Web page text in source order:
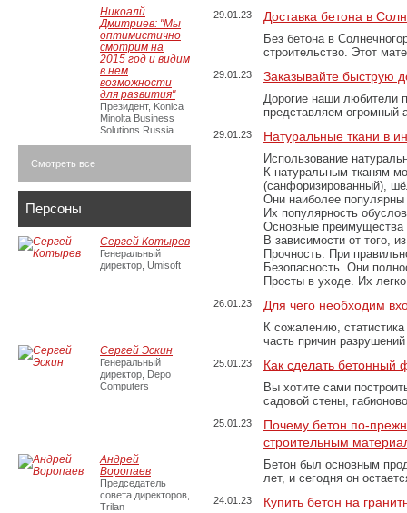
29.01.23 Доставка бетона в
Без бетона в
строительство. Этот
29.01.23 Заказывайте быструю
Дорогие наши любители
представляем огромный
29.01.23 Натуральные ткани в
Использование
К натуральным тканям
(санфоризированный),
Они наиболее популярны
Их популярность
Основные преимущества
В зависимости от того,
Прочность. При
Безопасность. Они
Просты в уходе. Их
26.01.23 Для чего необходим
К сожалению,
часть причин
25.01.23 Как сделать бетонный
Вы хотите сами
садовой стены,
25.01.23
Почему бетон по-
строительным
Бетон был основным
лет, и сегодня он
24.01.23 Купить бетон на
Никоалй
Дмитриев: "Мы
оптимистично
смотрим на
2015 год и видим
в нем
возможности
для развития"
Президент, Konica
Minolta Business
Solutions Russia
Смотреть все
Персоны
Сергей Котырев
Генеральный
директор, Umisoft
Сергей Эскин
Генеральный
директор, Depo
Computers
Андрей
Воропаев
Председатель
совета директоров,
Trilan